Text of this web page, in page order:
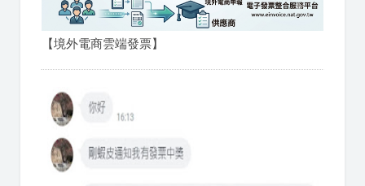
【境外電商雲端發票】